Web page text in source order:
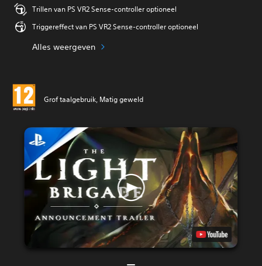
Trillen van PS VR2 Sense-controller optioneel
Triggereffect van PS VR2 Sense-controller optioneel
Alles weergeven
Grof taalgebruik, Matig geweld